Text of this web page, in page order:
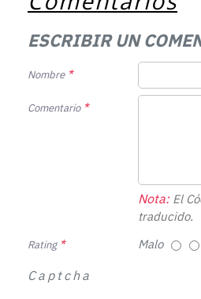
ESCRIBIR UN
Nombre
Comentario
Nota:El
traducido.
Rating Malo
Captcha